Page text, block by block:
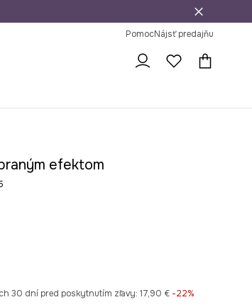
PomocNájsť predajňu
efektom
30 dní pred poskytnutím zľavy: 17,90 € -22%